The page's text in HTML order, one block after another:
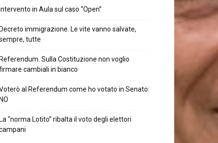
in Aula sul caso “Open”
immigrazione. Le vite vanno salvate,
tutte
Sulla Costituzione non voglio
cambiali in bianco
al Referendum come ho votato in Senato:
“norma Lotito” ribalta il voto degli elettori